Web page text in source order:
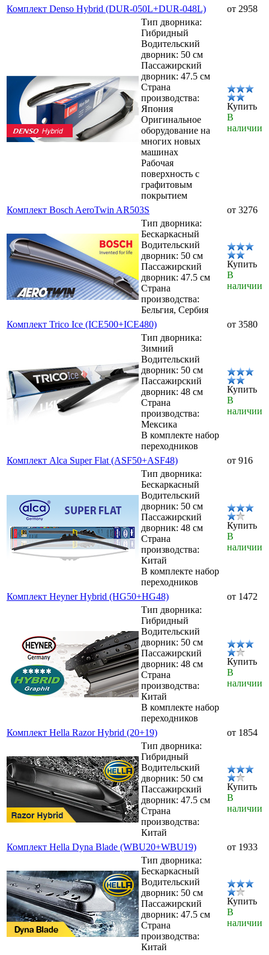
Комплект Denso Hybrid (DUR-050L+DUR-048L)
от 2958
Тип дворника:
Гибридный
Водительский
дворник: 50 см
Пассажирский
дворник: 47.5 см
Страна
производства:
Япония
Оригинальное
оборудование на
многих новых
машинах
Рабочая
поверхность с
графитовым
покрытием
Купить
В
наличии
Комплект Bosch AeroTwin AR503S
от 3276
Тип дворника:
Бескаркасный
Водительский
дворник: 50 см
Пассажирский
дворник: 47.5 см
Страна
производства:
Бельгия, Сербия
Купить
В
наличии
Комплект Trico Ice (ICE500+ICE480)
от 3580
Тип дворника:
Зимний
Водительский
дворник: 50 см
Пассажирский
дворник: 48 см
Страна
производства:
Мексика
В комплекте набор
переходников
Купить
В
наличии
Комплект Alca Super Flat (ASF50+ASF48)
от 916
Тип дворника:
Бескаркасный
Водительский
дворник: 50 см
Пассажирский
дворник: 48 см
Страна
производства:
Китай
В комплекте набор
переходников
Купить
В
наличии
Комплект Heyner Hybrid (HG50+HG48)
от 1472
Тип дворника:
Гибридный
Водительский
дворник: 50 см
Пассажирский
дворник: 48 см
Страна
производства:
Китай
В комплекте набор
переходников
Купить
В
наличии
Комплект Hella Razor Hybrid (20+19)
от 1854
Тип дворника:
Гибридный
Водительский
дворник: 50 см
Пассажирский
дворник: 47.5 см
Страна
производства:
Китай
Купить
В
наличии
Комплект Hella Dyna Blade (WBU20+WBU19)
от 1933
Тип дворника:
Бескаркасный
Водительский
дворник: 50 см
Пассажирский
дворник: 47.5 см
Страна
производства:
Китай
Купить
В
наличии